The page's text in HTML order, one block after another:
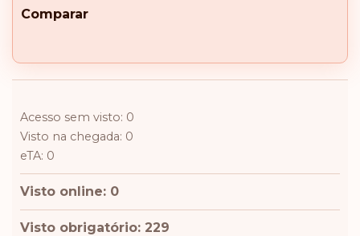
Comparar
Acesso sem visto: 0
Visto na chegada: 0
eTA: 0
Visto online: 0
Visto obrigatório: 229